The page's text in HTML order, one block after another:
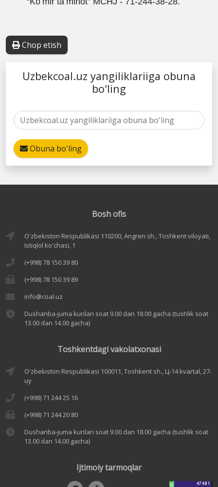
Chop etish
Uzbekcoal.uz yangiliklariiga obuna
bo'ling
Obuna bo'ling
Bosh ofis
O'zbekiston Respublikasi 110200, Angren sh., Toshkent viloyati,
Istiqlol ko'chasi, 1
(+998) 78 150 39 80
(+998) 78 150 39 89
info@coal.uz
Dushanba-juma kunlari soat 9.00 dan 18.00 gacha (tushlik soat
13.00 dan 14.00 gacha)
Toshkentdagi vakolatxonasi
O'zbekiston Respublikasi 100011, Toshkent sh., Ц-14 kvartal, 27-
uy
(+998) 71 244 25 16
(+998) 71 244 20 80
Dushanba-juma kunlari soat 9.00 dan 18.00 gacha (tushlik soat
13.00 dan 14.00 gacha)
Ijtimoiy tarmoqlar